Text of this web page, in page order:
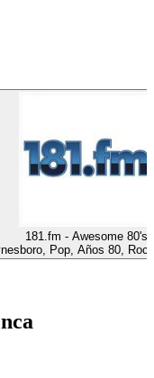
181.fm - Awesome 80's
Pop, Años 80,